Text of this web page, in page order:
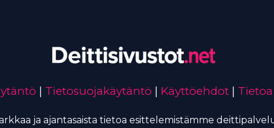
| Tietosuojakäytäntö | Käyttöehdot |
ja ajantasaista tietoa esittelemistämme